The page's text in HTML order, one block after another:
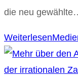
die neu
Weiterlesen